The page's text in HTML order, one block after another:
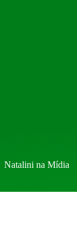
Natalini na Mídia